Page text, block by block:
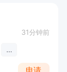
31分钟前
...
申请